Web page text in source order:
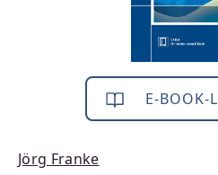
E-BOOK-
Jörg Franke